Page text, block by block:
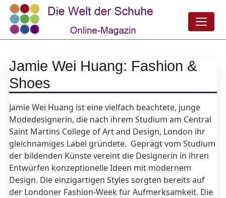
Jamie Wei Huang: Fashion &
Shoes
Jamie Wei Huang ist eine vielfach beachtete, junge
Modedesignerin, die nach ihrem Studium am Central
Saint Martins College of Art and Design, London ihr
gleichnamiges Label gründete. Geprägt vom Studium
der bildenden Künste vereint die Designerin in ihren
Entwürfen konzeptionelle Ideen mit modernem
Design. Die einzigartigen Styles sorgten bereits auf
der Londoner Fashion-Week für Aufmerksamkeit. Die